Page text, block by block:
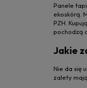
Panele
ekoskórą.
PZH.
pochodzą
Jakie
Nie da się
zalety